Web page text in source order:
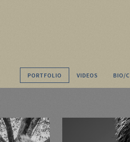
PORTFOLIO VIDEOS BIO/